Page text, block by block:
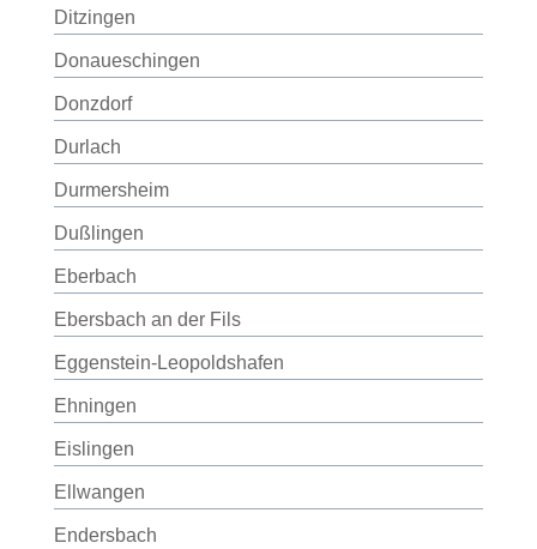
Ditzingen
Donaueschingen
Donzdorf
Durlach
Durmersheim
Dußlingen
Eberbach
Ebersbach an der Fils
Eggenstein-Leopoldshafen
Ehningen
Eislingen
Ellwangen
Endersbach